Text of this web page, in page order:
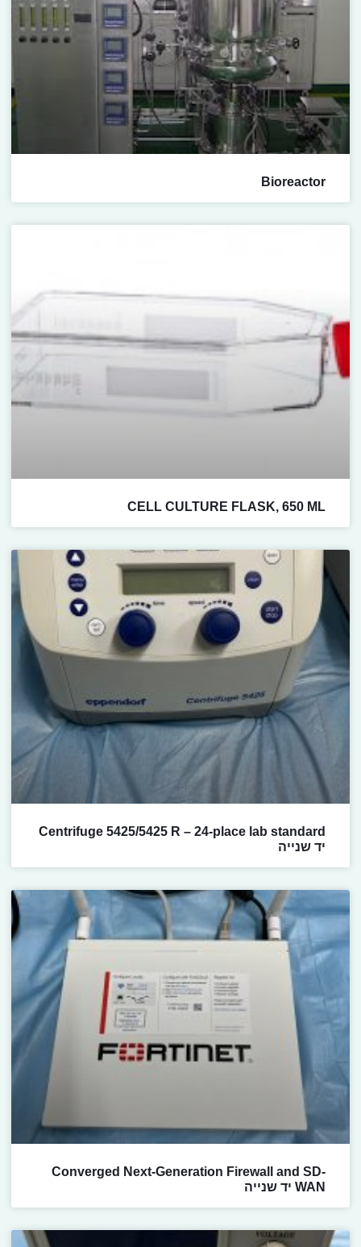
Bioreactor
CELL CULTURE FLASK, 650 ML
Centrifuge 5425/5425 R – 24-place lab standard
יד שנייה
Converged Next-Generation Firewall and SD-
WAN יד שנייה